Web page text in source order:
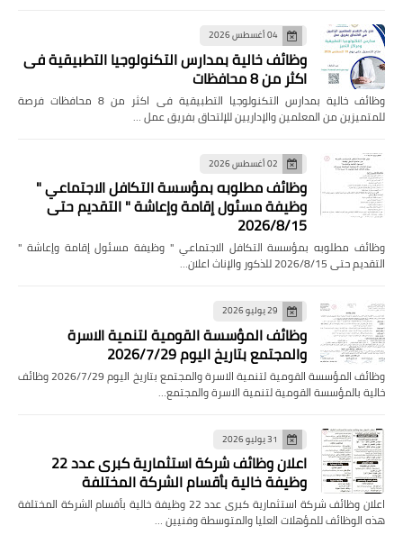
04 أغسطس 2026
وظائف خالية بمدارس التكنولوجيا التطبيقية فى
اكثر من 8 محافظات
وظائف خالية بمدارس التكنولوجيا التطبيقية فى اكثر من 8 محافظات فرصة
للمتميزين من المعلمين والإداريين للإلتحاق بفريق عمل …
02 أغسطس 2026
وظائف مطلوبه بمؤسسة التكافل الاجتماعي "
وظيفة مسئول إقامة وإعاشة " التقديم حتى
2026/8/15
وظائف مطلوبه بمؤسسة التكافل الاجتماعي " وظيفة مسئول إقامة وإعاشة "
التقديم حتى 2026/8/15 للذكور والإناث اعلان…
29 يوليو 2026
وظائف المؤسسة القومية لتنمية الاسرة
والمجتمع بتاريخ اليوم 2026/7/29
وظائف المؤسسة القومية لتنمية الاسرة والمجتمع بتاريخ اليوم 2026/7/29 وظائف
خالية بالمؤسسة القومية لتنمية الاسرة والمجتمع…
31 يوليو 2026
اعلان وظائف شركة استثمارية كبرى عدد 22
وظيفة خالية بأقسام الشركة المختلفة
اعلان وظائف شركة استثمارية كبرى عدد 22 وظيفة خالية بأقسام الشركة المختلفة
هذه الوظائف للمؤهلات العليا والمتوسطة وفنيين …